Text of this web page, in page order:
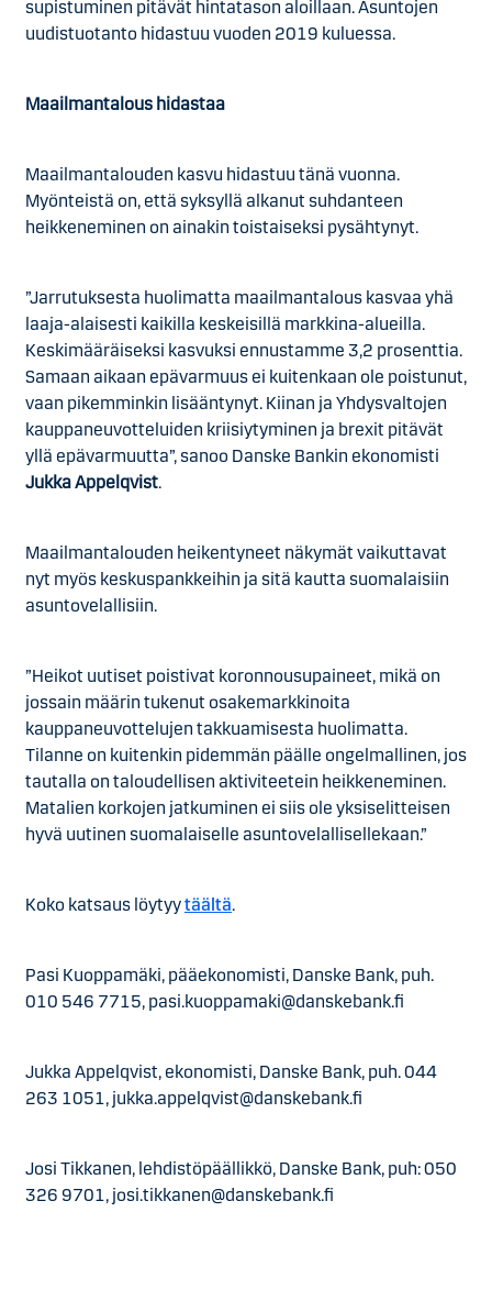
supistuminen pitävät hintatason aloillaan. Asuntojen
uudistuotanto hidastuu vuoden 2019 kuluessa.
Maailmantalous hidastaa
Maailmantalouden kasvu hidastuu tänä vuonna.
Myönteistä on, että syksyllä alkanut suhdanteen
heikkeneminen on ainakin toistaiseksi pysähtynyt.
”Jarrutuksesta huolimatta maailmantalous kasvaa yhä
laaja-alaisesti kaikilla keskeisillä markkina-alueilla.
Keskimääräiseksi kasvuksi ennustamme 3,2 prosenttia.
Samaan aikaan epävarmuus ei kuitenkaan ole poistunut,
vaan pikemminkin lisääntynyt. Kiinan ja Yhdysvaltojen
kauppaneuvotteluiden kriisiytyminen ja brexit pitävät
yllä epävarmuutta”, sanoo Danske Bankin ekonomisti
Jukka Appelqvist.
Maailmantalouden heikentyneet näkymät vaikuttavat
nyt myös keskuspankkeihin ja sitä kautta suomalaisiin
asuntovelallisiin.
”Heikot uutiset poistivat koronnousupaineet, mikä on
jossain määrin tukenut osakemarkkinoita
kauppaneuvottelujen takkuamisesta huolimatta.
Tilanne on kuitenkin pidemmän päälle ongelmallinen, jos
tautalla on taloudellisen aktiviteetein heikkeneminen.
Matalien korkojen jatkuminen ei siis ole yksiselitteisen
hyvä uutinen suomalaiselle asuntovelallisellekaan.”
Koko katsaus löytyytäältä.
Pasi Kuoppamäki, pääekonomisti, Danske Bank, puh.
010 546 7715, pasi.kuoppamaki@danskebank.fi
Jukka Appelqvist, ekonomisti, Danske Bank, puh. 044
263 1051, jukka.appelqvist@danskebank.fi
Josi Tikkanen, lehdistöpäällikkö, Danske Bank, puh: 050
326 9701, josi.tikkanen@danskebank.fi